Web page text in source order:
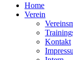
Home
Verein
Kontakt